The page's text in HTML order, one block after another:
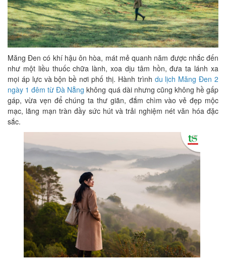
Măng Đen có khí hậu ôn hòa, mát mẻ quanh năm được nhắc đến
như một liều thuốc chữa lành, xoa dịu tâm hồn, đưa ta lánh xa
mọi áp lực và bộn bề nơi phố thị. Hành trình du lịch Măng Đen 2
ngày 1 đêm từ Đà Nẵng không quá dài nhưng cũng không hề gấp
gáp, vừa vẹn để chúng ta thư giãn, đắm chìm vào vẻ đẹp mộc
mạc, lãng mạn tràn đầy sức hút và trải nghiệm nét văn hóa đặc
sắc.